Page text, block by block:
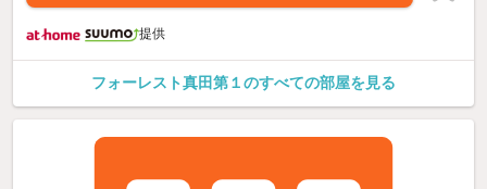
提供
フォーレスト真田第１のすべての部屋を見る